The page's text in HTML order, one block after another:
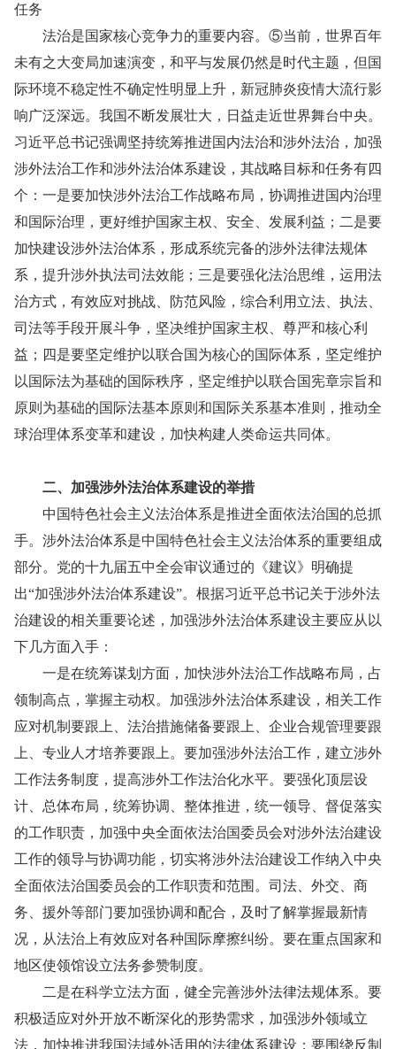
任务
法治是国家核心竞争力的重要内容。⑤当前，世界百年
未有之大变局加速演变，和平与发展仍然是时代主题，但国
际环境不稳定性不确定性明显上升，新冠肺炎疫情大流行影
响广泛深远。我国不断发展壮大，日益走近世界舞台中央。
习近平总书记强调坚持统筹推进国内法治和涉外法治，加强
涉外法治工作和涉外法治体系建设，其战略目标和任务有四
个：一是要加快涉外法治工作战略布局，协调推进国内治理
和国际治理，更好维护国家主权、安全、发展利益；二是要
加快建设涉外法治体系，形成系统完备的涉外法律法规体
系，提升涉外执法司法效能；三是要强化法治思维，运用法
治方式，有效应对挑战、防范风险，综合利用立法、执法、
司法等手段开展斗争，坚决维护国家主权、尊严和核心利
益；四是要坚定维护以联合国为核心的国际体系，坚定维护
以国际法为基础的国际秩序，坚定维护以联合国宪章宗旨和
原则为基础的国际法基本原则和国际关系基本准则，推动全
球治理体系变革和建设，加快构建人类命运共同体。
二、加强涉外法治体系建设的举措
中国特色社会主义法治体系是推进全面依法治国的总抓
手。涉外法治体系是中国特色社会主义法治体系的重要组成
部分。党的十九届五中全会审议通过的《建议》明确提
出“加强涉外法治体系建设”。根据习近平总书记关于涉外法
治建设的相关重要论述，加强涉外法治体系建设主要应从以
下几方面入手：
一是在统筹谋划方面，加快涉外法治工作战略布局，占
领制高点，掌握主动权。加强涉外法治体系建设，相关工作
应对机制要跟上、法治措施储备要跟上、企业合规管理要跟
上、专业人才培养要跟上。要加强涉外法治工作，建立涉外
工作法务制度，提高涉外工作法治化水平。要强化顶层设
计、总体布局，统筹协调、整体推进，统一领导、督促落实
的工作职责，加强中央全面依法治国委员会对涉外法治建设
工作的领导与协调功能，切实将涉外法治建设工作纳入中央
全面依法治国委员会的工作职责和范围。司法、外交、商
务、援外等部门要加强协调和配合，及时了解掌握最新情
况，从法治上有效应对各种国际摩擦纠纷。要在重点国家和
地区使领馆设立法务参赞制度。
二是在科学立法方面，健全完善涉外法律法规体系。要
积极适应对外开放不断深化的形势需求，加强涉外领域立
法，加快推进我国法域外适用的法律体系建设；要围绕反制